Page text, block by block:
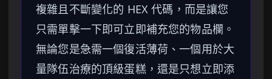
複雜且不斷變化的 HEX 代碼，而是讓您
只需單擊一下即可立即補充您的物品欄。
無論您是急需一個復活薄荷、一個用於大
量隊伍治療的頂級蛋糕，還是只想立即添